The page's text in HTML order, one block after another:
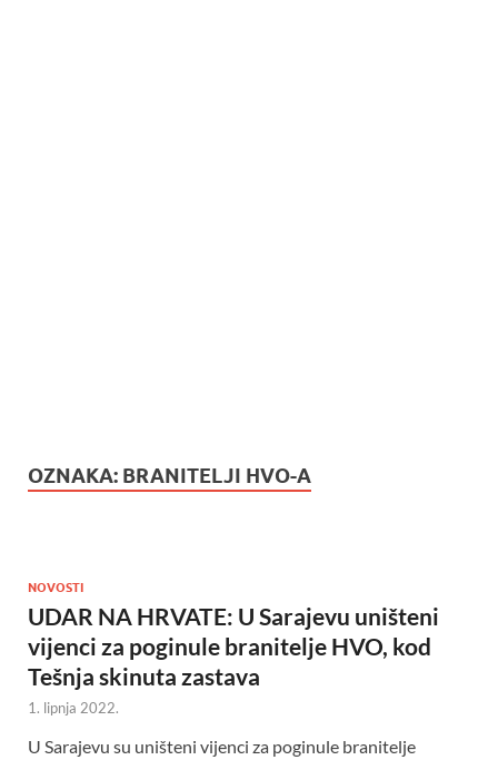
OZNAKA: BRANITELJI HVO-A
NOVOSTI
UDAR NA HRVATE: U Sarajevu uništeni
vijenci za poginule branitelje HVO, kod
Tešnja skinuta zastava
1. lipnja 2022.
U Sarajevu su uništeni vijenci za poginule branitelje